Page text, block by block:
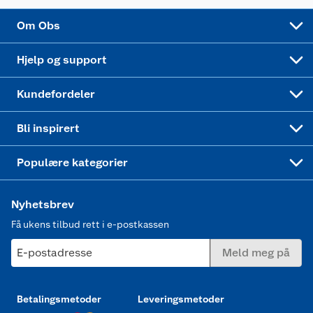
Om Obs
Hjelp og support
Kundefordeler
Bli inspirert
Populære kategorier
Nyhetsbrev
Få ukens tilbud rett i e-postkassen
E-postadresse Meld meg på
Betalingsmetoder Leveringsmetoder